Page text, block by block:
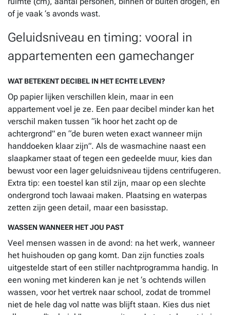
of je vaak ‘s avonds wast.
Geluidsniveau en timing: vooral in
appartementen een gamechanger
WAT BETEKENT DECIBEL IN HET ECHTE LEVEN?
Op papier lijken verschillen klein, maar in een
appartement voel je ze. Een paar decibel minder kan het
verschil maken tussen “ik hoor het zacht op de
achtergrond” en “de buren weten exact wanneer mijn
handdoeken klaar zijn”. Als de wasmachine naast een
slaapkamer staat of tegen een gedeelde muur, kies dan
bewust voor een lager geluidsniveau tijdens centrifugeren.
Extra tip: een toestel kan stil zijn, maar op een slechte
ondergrond toch lawaai maken. Plaatsing en waterpas
zetten zijn geen detail, maar een basisstap.
WASSEN WANNEER HET JOU PAST
Veel mensen wassen in de avond: na het werk, wanneer
het huishouden op gang komt. Dan zijn functies zoals
uitgestelde start of een stiller nachtprogramma handig. In
een woning met kinderen kan je net ‘s ochtends willen
wassen, voor het vertrek naar school, zodat de trommel
niet de hele dag vol natte was blijft staan. Kies dus niet